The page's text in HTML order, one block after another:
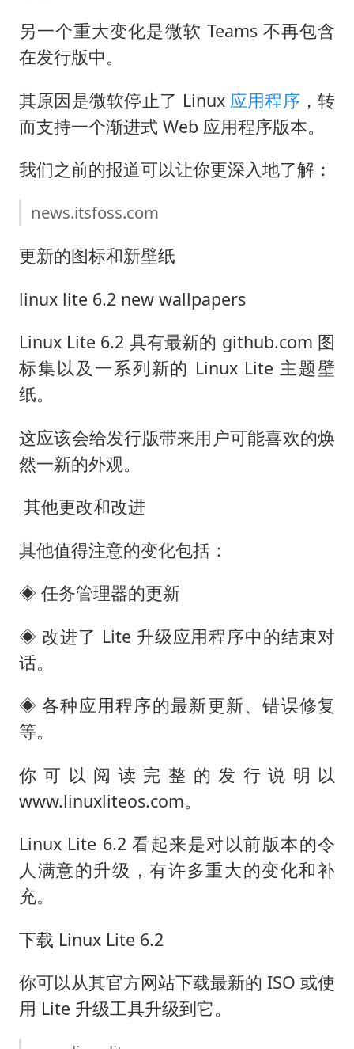
另一个重大变化是微软 Teams 不再包含
在发行版中。
其原因是微软停止了 Linux 应用程序 ，转
而支持一个渐进式 Web 应用程序版本。
我们之前的报道可以让你更深入地了解：
news.itsfoss.com
更新的图标和新壁纸
linux lite 6.2 new wallpapers
Linux Lite 6.2 具有最新的 github.com 图
标集以及一系列新的 Linux Lite 主题壁
纸。
这应该会给发行版带来用户可能喜欢的焕
然一新的外观。
️ 其他更改和改进
其他值得注意的变化包括：
◈ 任务管理器的更新
◈ 改进了 Lite 升级应用程序中的结束对
话。
◈ 各种应用程序的最新更新、错误修复
等。
你可以阅读完整的发行说明以
www.linuxliteos.com。
Linux Lite 6.2 看起来是对以前版本的令
人满意的升级，有许多重大的变化和补
充。
下载 Linux Lite 6.2
你可以从其官方网站下载最新的 ISO 或使
用 Lite 升级工具升级到它。